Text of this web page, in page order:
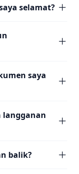
selamat?
saya
langganan
balik?